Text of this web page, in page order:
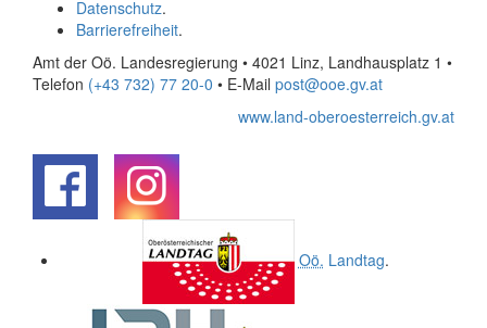
Datenschutz.
Barrierefreiheit.
Amt der Oö. Landesregierung • 4021 Linz, Landhausplatz 1 •
Telefon (+43 732) 77 20-0 • E-Mail post@ooe.gv.at
www.land-oberoesterreich.gv.at
Oö. Landtag.